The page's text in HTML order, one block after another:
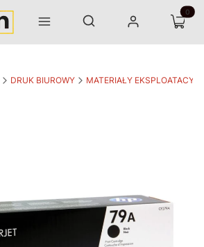
Menu Otwórz wyszukiwarkę
Szukaj Zaloguj się Koszyk
DRUK BIUROWY MATERIAŁY